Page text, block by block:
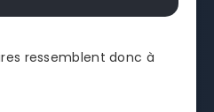
ressemblent donc à